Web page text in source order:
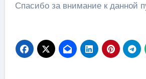
Спасибо за внимание к данной